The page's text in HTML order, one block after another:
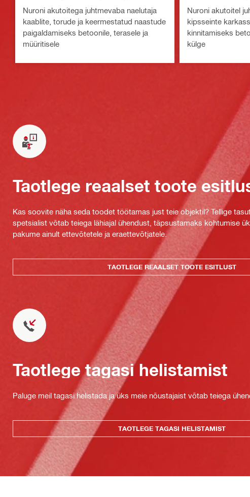
Nuroni akutoitega juhtmevaba naelutaja
kaablite, torude ja keermestatud naastude
paigaldamiseks betoonile, terasele ja
müüritisele
Nuroni akutoitel
kipsseinte
kinnitamiseks
külge
Taotlege reaalset toote
Kas soovite näha seda toodet töötamas just teie objektil? Tellige
spetsialist võtab teiega lähiajal ühendust, täpsustamaks kohtumise
pakume ainult ettevõtetele ja eraettevõtjatele.
TAOTLEGE REAALSET TOOTE ESITLUST
Taotlege tagasi helistamist
Paluge meil tagasi helistada ja üks meie nõustajaist võtab teiega
TAOTLEGE TAGASI HELISTAMIST